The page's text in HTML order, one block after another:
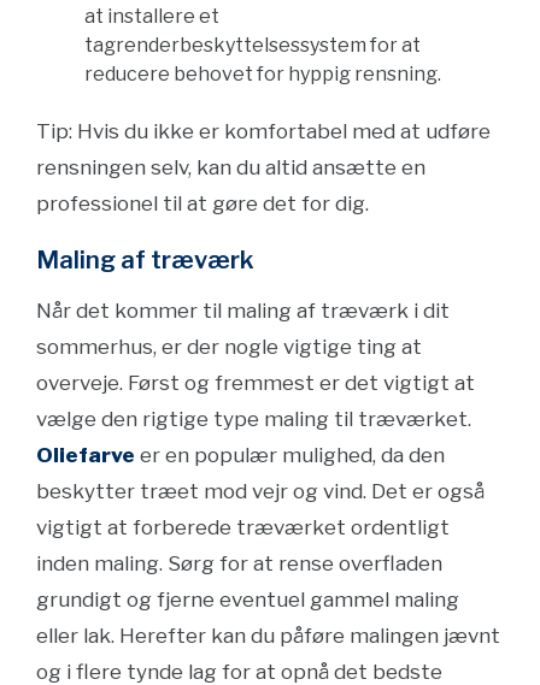
at installere et
tagrenderbeskyttelsessystem for at
reducere behovet for hyppig rensning.
Tip: Hvis du ikke er komfortabel med at udføre
rensningen selv, kan du altid ansætte en
professionel til at gøre det for dig.
Maling af træværk
Når det kommer til maling af træværk i dit
sommerhus, er der nogle vigtige ting at
overveje. Først og fremmest er det vigtigt at
vælge den rigtige type maling til træværket.
Oliefarve er en populær mulighed, da den
beskytter træet mod vejr og vind. Det er også
vigtigt at forberede træværket ordentligt
inden maling. Sørg for at rense overfladen
grundigt og fjerne eventuel gammel maling
eller lak. Herefter kan du påføre malingen jævnt
og i flere tynde lag for at opnå det bedste